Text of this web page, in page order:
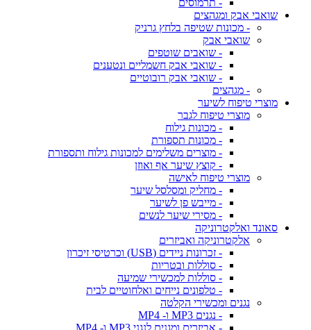
- תרמוסים
שואבי אבק ומגהצים
- מכונות שטיפה בלחץ גרניק
שואבי אבק
- שואבים שוטפים
- שואבי אבק חשמליים ונטענים
- שואבי אבק רובוטיים
- מגהצים
מוצרי טיפוח לשיער
מוצרי טיפוח לגבר
- מכונות גילוח
- מכונות תספורת
- מוצרים משלימים למכונות גילוח ותספורת
- קוצץ שיער אף ואוזן
מוצרי טיפוח לאישה
- מחליק ומסלסל שיער
- מייבש פן לשיער
- מסירי שיער לנשים
סאונד ואלקטרוניקה
אלקטרוניקה ואביזרים
- זכרונות ניידים (USB) וכרטיסי זיכרון
- סוללות ובטריות
- סוללות למכשירי שמיעה
- טלפונים נייחים ואלחוטיים לבית
נגנים ומכשירי הקלטה
- נגנים MP3 ו- MP4
- אביזרים ומגנים לנגני MP3 ו- MP4